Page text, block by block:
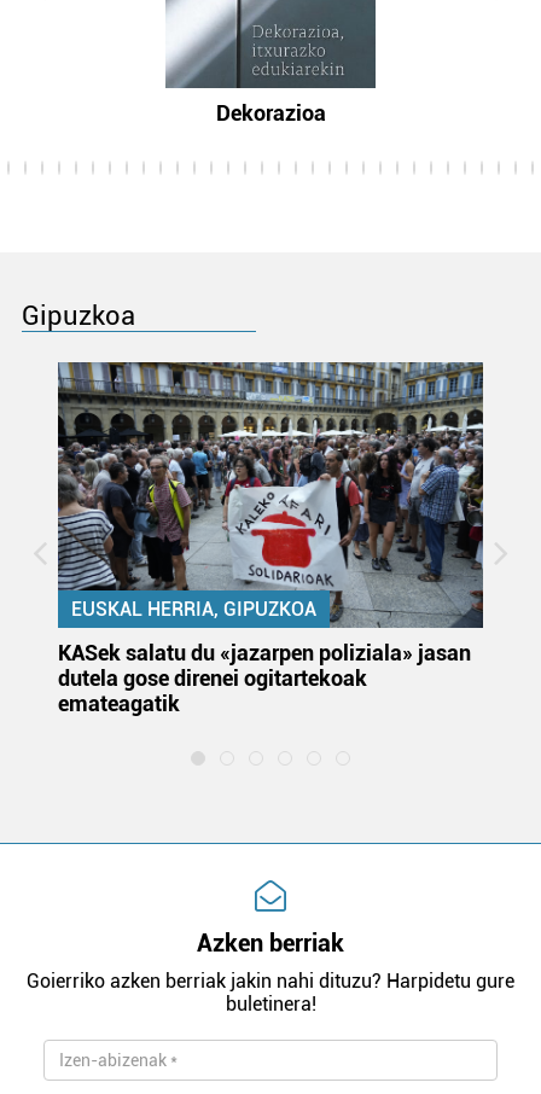
Dekorazioa
Gipuzkoa
EUSKAL HERRIA, GIPUZKOA
KASek salatu du «jazarpen poliziala» jasan
dutela gose direnei ogitartekoak
emateagatik
Azken berriak
Goierriko azken berriak jakin nahi dituzu? Harpidetu gure
buletinera!